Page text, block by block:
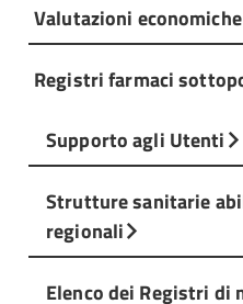
Valutazioni economiche
Registri farmaci
Supporto agli Utenti
Strutture sanitarie
regionali
Elenco dei Registri di